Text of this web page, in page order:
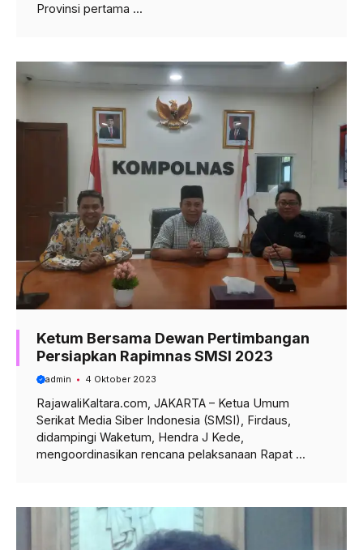
Provinsi pertama ...
Ketum Bersama Dewan Pertimbangan
Persiapkan Rapimnas SMSI 2023
admin 4 Oktober 2023
RajawaliKaltara.com, JAKARTA – Ketua Umum
Serikat Media Siber Indonesia (SMSI), Firdaus,
didampingi Waketum, Hendra J Kede,
mengoordinasikan rencana pelaksanaan Rapat ...